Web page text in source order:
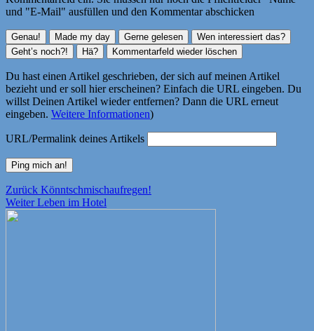
und "E-Mail" ausfüllen und den Kommentar abschicken
Du hast einen Artikel geschrieben, der sich auf meinen Artikel
bezieht und er soll hier erscheinen? Einfach die URL eingeben. Du
willst Deinen Artikel wieder entfernen? Dann die URL erneut
eingeben. Weitere Informationen)
URL/Permalink deines Artikels
Beitragsnavigation
Zurück Vorheriger
Beitrag:
Könntschmischaufregen!
Weiter Nächster
Leben im Hotel